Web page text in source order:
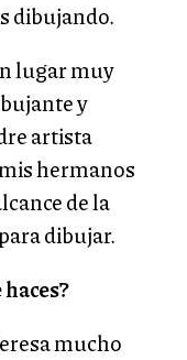
dibujando.
lugar muy
y
artista
hermanos
de la
dibujar.
mucho